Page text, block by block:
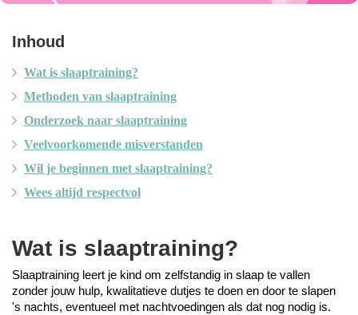
Inhoud
Wat is slaaptraining?
Methoden van slaaptraining
Onderzoek naar slaaptraining
Veelvoorkomende misverstanden
Wil je beginnen met slaaptraining?
Wees altijd respectvol
Wat is slaaptraining?
Slaaptraining leert je kind om zelfstandig in slaap te vallen
zonder jouw hulp, kwalitatieve dutjes te doen en door te slapen
's nachts, eventueel met nachtvoedingen als dat nog nodig is.